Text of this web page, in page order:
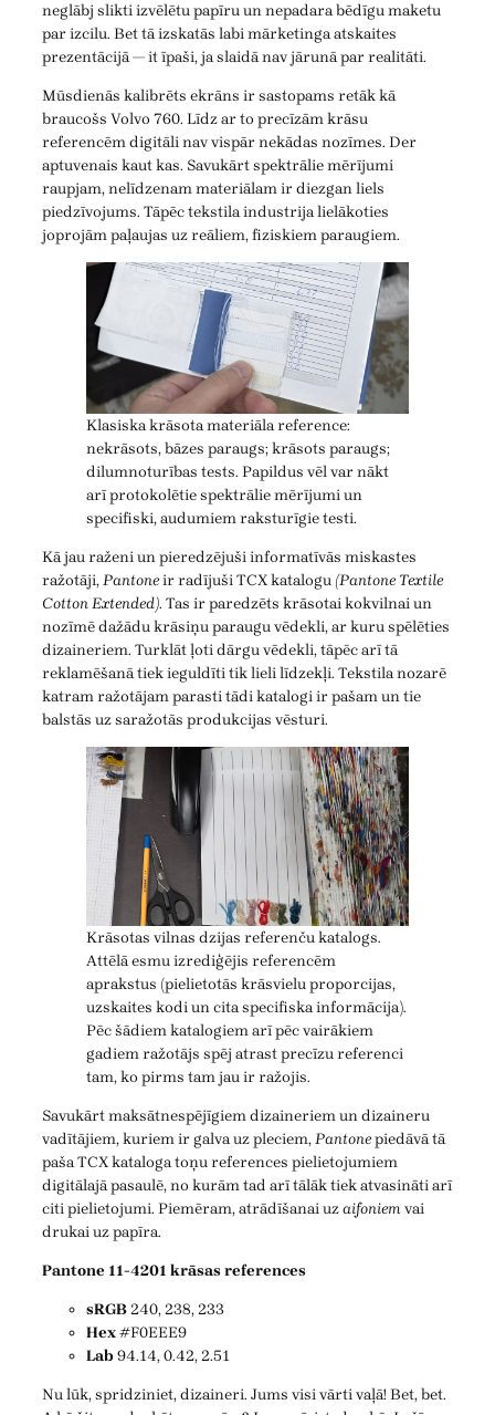
neglābj slikti izvēlētu papīru un nepadara bēdīgu maketu
par izcilu. Bet tā izskatās labi mārketinga atskaites
prezentācijā — it īpaši, ja slaidā nav jārunā par realitāti.
Mūsdienās kalibrēts ekrāns ir sastopams retāk kā
braucošs Volvo 760. Līdz ar to precīzām krāsu
referencēm digitāli nav vispār nekādas nozīmes. Der
aptuvenais kaut kas. Savukārt spektrālie mērījumi
raupjam, nelīdzenam materiālam ir diezgan liels
piedzīvojums. Tāpēc tekstila industrija lielākoties
joprojām paļaujas uz reāliem, fiziskiem paraugiem.
Klasiska krāsota materiāla reference:
nekrāsots, bāzes paraugs; krāsots paraugs;
dilumnoturības tests. Papildus vēl var nākt
arī protokolētie spektrālie mērījumi un
specifiski, audumiem raksturīgie testi.
Kā jau raženi un pieredzējuši informatīvās miskastes
ražotāji,Pantoneir radījuši TCX katalogu (Pantone Textile
Cotton Extended). Tas ir paredzēts krāsotai kokvilnai un
nozīmē dažādu krāsiņu paraugu vēdekli, ar kuru spēlēties
dizaineriem. Turklāt ļoti dārgu vēdekli, tāpēc arī tā
reklamēšanā tiek ieguldīti tik lieli līdzekļi. Tekstila nozarē
katram ražotājam parasti tādi katalogi ir pašam un tie
balstās uz saražotās produkcijas vēsturi.
Krāsotas vilnas dzijas referenču katalogs.
Attēlā esmu izrediģējis referencēm
aprakstus (pielietotās krāsvielu proporcijas,
uzskaites kodi un cita specifiska informācija).
Pēc šādiem katalogiem arī pēc vairākiem
gadiem ražotājs spēj atrast precīzu referenci
tam, ko pirms tam jau ir ražojis.
Savukārt maksātnespējīgiem dizaineriem un dizaineru
vadītājiem, kuriem ir galva uz pleciem,Pantonepiedāvā tā
paša TCX kataloga toņu references pielietojumiem
digitālajā pasaulē, no kurām tad arī tālāk tiek atvasināti arī
citi pielietojumi. Piemēram, atrādīšanai uzaifoniemvai
drukai uz papīra.
Pantone 11-4201 krāsas references
sRGB240, 238, 233
Hex#F0EEE9
Lab94.14, 0.42, 2.51
Nu lūk, spridziniet, dizaineri. Jums visi vārti vaļā! Bet, bet.